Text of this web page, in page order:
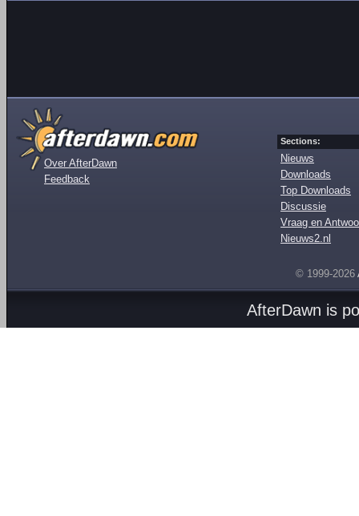
Over AfterDawn
Feedback
Sections:
Nieuws
Downloads
Top Downloads
Discussie
Vraag en
Nieuws2.nl
© 1999-2026
AfterDawn is